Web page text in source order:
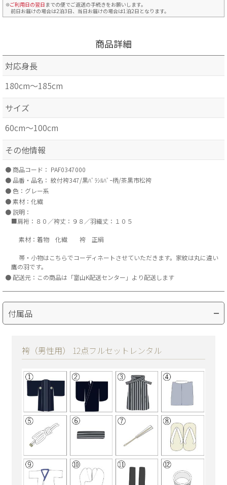
ご利用日の翌日 までの便でご返送の手続きをお願いします。
前日お届けの場合は2泊3日、当日お届けの場合は1泊2日となります。
商品詳細
対応身長
180cm～185cm
サイズ
60cm～100cm
その他情報
商品コード： PAF0347000
品番・品名： 紋付袴347/黒ﾊﾞﾗｼﾙﾊﾞｰ柄/茶黒市松袴
色：グレー系
素材：化繊
説明：
■肩裄：８０／袴丈：９８／羽織丈：１０５
素材：着物 化繊 袴 正絹
帯・小物はこちらでコーディネートさせていただきます。家紋は丸に違い
鷹の羽です。
配送元：この商品は「富山K配送センター」より配送します
付属品
袴（男性用） 12点フルセットレンタル